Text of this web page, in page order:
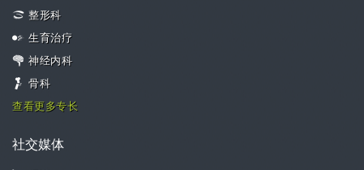
整形科
生育治疗
神经内科
骨科
查看更多专长
社交媒体